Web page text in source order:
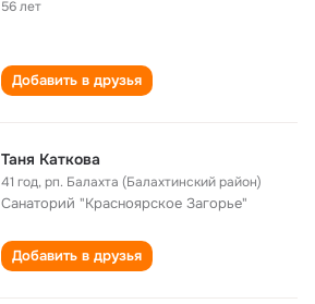
56 лет
Добавить в друзья
Таня Каткова
41 год,рп. Балахта (Балахтинский район)
Санаторий "Красноярское Загорье"
Добавить в друзья